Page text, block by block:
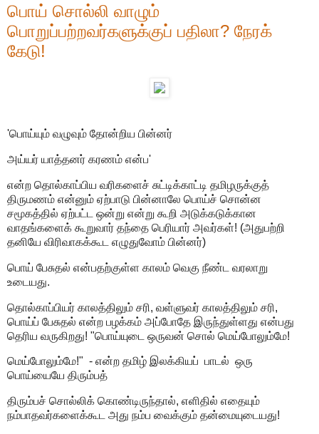
பொய் சொல்லி வாழும்
பொறுப்பற்றவர்களுக்குப் பதிலா? நேரக்
கேடு!
'பொய்யும் வழுவும் தோன்றிய பின்னர்
அய்யர் யாத்தனர் கரணம் என்ப'
என்ற தொல்காப்பிய வரிகளைச் சுட்டிக்காட்டி தமிழருக்குத்
திருமணம் என்னும் ஏற்பாடு பின்னாலே பொய்ச் சொன்ன
சமூகத்தில் ஏற்பட்ட ஒன்று என்று கூறி அடுக்கடுக்கான
வாதங்களைக் கூறுவார் தந்தை பெரியார் அவர்கள்! (அதுபற்றி
தனியே விரிவாகக்கூட எழுதுவோம் பின்னர்)
பொய் பேசுதல் என்பதற்குள்ள காலம் வெகு நீண்ட வரலாறு
உடையது.
தொல்காப்பியர் காலத்திலும் சரி, வள்ளுவர் காலத்திலும் சரி,
பொய்ப் பேசுதல் என்ற பழக்கம் அப்போதே இருந்துள்ளது என்பது
தெரிய வருகிறது! "பொய்யுடை ஒருவன் சொல் மெய்போலும்மே!
மெய்போலும்மே!" - என்ற தமிழ் இலக்கியப் பாடல் ஒரு
பொய்யையே திரும்பத்
திரும்பச் சொல்லிக் கொண்டிருந்தால், எளிதில் எதையும்
நம்பாதவர்களைக்கூட அது நம்ப வைக்கும் தன்மையுடையது!